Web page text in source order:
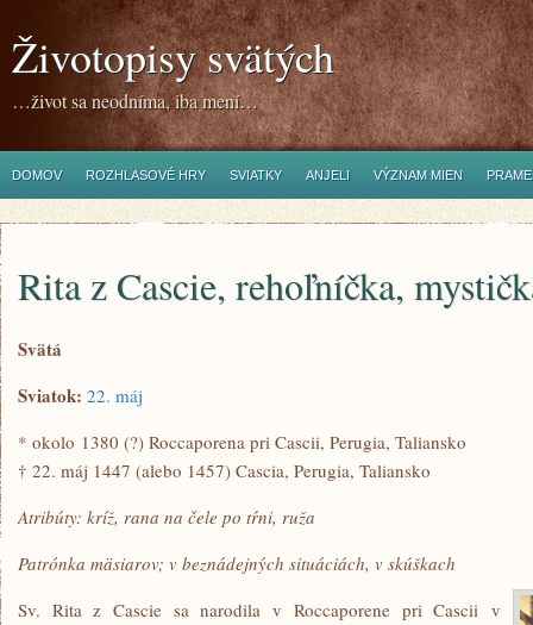
Životopisy svätých
…život sa neodníma, iba mení…
DOMOV ROZHLASOVÉ HRY SVIATKY ANJELI VÝZNAM MIEN
Rita z Cascie, rehoľníčka,
Svätá
Sviatok: 22. máj
* okolo 1380 (?) Roccaporena pri Cascii, Perugia, Taliansko
† 22. máj 1447 (alebo 1457) Cascia, Perugia, Taliansko
Atribúty: kríž, rana na čele po tŕni, ruža
Patrónka mäsiarov; v beznádejných situáciách, v skúškach
Sv. Rita z Cascie sa narodila v Roccaporene pri Cascii v